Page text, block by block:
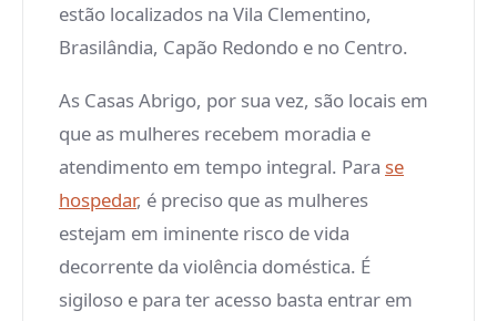
estão localizados na Vila Clementino,
Brasilândia, Capão Redondo e no Centro.
As Casas Abrigo, por sua vez, são locais em
que as mulheres recebem moradia e
atendimento em tempo integral. Para se
hospedar, é preciso que as mulheres
estejam em iminente risco de vida
decorrente da violência doméstica. É
sigiloso e para ter acesso basta entrar em